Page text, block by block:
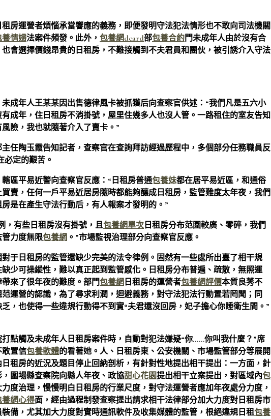
房運營者煩惱承當響應的義務，即便發明守法犯法情形也不敢向司法機關
養情婦法案件頻發。此外， 包養網dcard部包養合約門未成年人由於沒有合
會選擇價錢昂貴的日租房，不難接觸到不夫君員和團伙，被引誘介入守法
成年人王某某因出售德律風卡被抓獲后向查察官供述：“我們凡是五六小
成年，住日租房不消掛號，屋里住幾多人也沒人管。一路租住的室友告知
險，我也就隨著介入了賣卡。”
任陶玉霞告知記者，查察官在查詢拜訪經過歷程中，多個部分任務職員反
必定的艱苦。
區平易近警向查察官反應：“日租房普通包養妹都在居平易近區，和通俗
賣，任何一戶平易近居房隨時都能夠釀成日租房，監管難度太年夜，我們
是在產生守法行動后，有人報案才發明的。”
，有些日租房沒有掛號，且包養網單次 日租房分布范圍較廣、零碎，我們
力度無限包養網 。”市場監視治理部分向查察官反應。
于日租房的監管還缺少完美的法令律例。固然有一些處所出臺了相干規
少可操縱性，難以真正起到監管感化。日租房分布普遍、疏散，無照運
來了很年夜的難度。部門包養網 日租房的運營者包養網評價本質良莠不
運營的認識，為了尋求利潤，迴避義務，對守法犯法行動置若罔聞；同
，也使得一些違規行動得不到實“夫君還沒回房，妃子擔心你睡衛生間。”
點觸及未成年人日租房案件時，自動對犯法嫌疑“你……你叫我什麼？”席
敢置信包養軟體的看著她。人、日租房東、公安機關、市場監管部分等展開
日租房的近況及題目停止回納剖析，有針對性地提出相干提出：一方面，針
圍場縣查察院向縣人年夜、政協甜心花園提出相干立案提出，對區域內包
度治理，慢慢明白日租房的行業尺度，對守法運營者應加年夜處分力度，
養網心得面，經由過程制發查察提出請求相干法律部分加大力度對日租房市
備，尤其加大力度對實時通訊軟件及收集媒體的監管，根絕違規日租包養